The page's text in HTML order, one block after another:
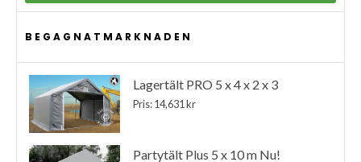
BEGAGNATMARKNADEN
Lagertält PRO 5 x 4 x 2 x 3
Pris: 14,631 kr
Partytält Plus 5 x 10 m Nu!